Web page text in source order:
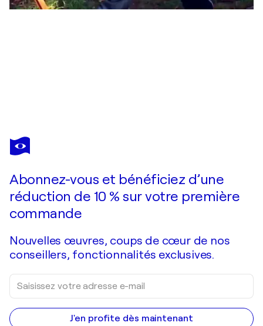
LEON
DEVENICE
Je passe commande
Abonnez-vous et bénéficiez d’une
réduction de 10 % sur votre première
commande
Nouvelles œuvres, coups de cœur de nos
conseillers, fonctionnalités exclusives.
J'en profite dès maintenant